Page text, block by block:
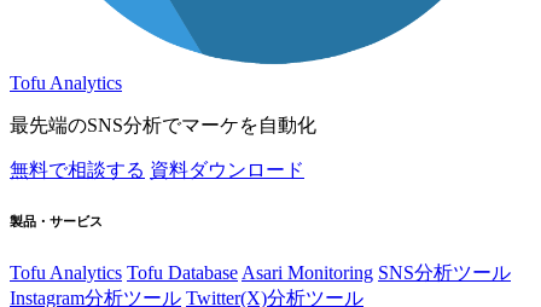
Tofu Analytics
最先端のSNS分析でマーケを自動化
無料で相談する 資料ダウンロード
製品・サービス
Tofu Analytics Tofu Database Asari Monitoring SNS分析ツール
Instagram分析ツール Twitter(X)分析ツール